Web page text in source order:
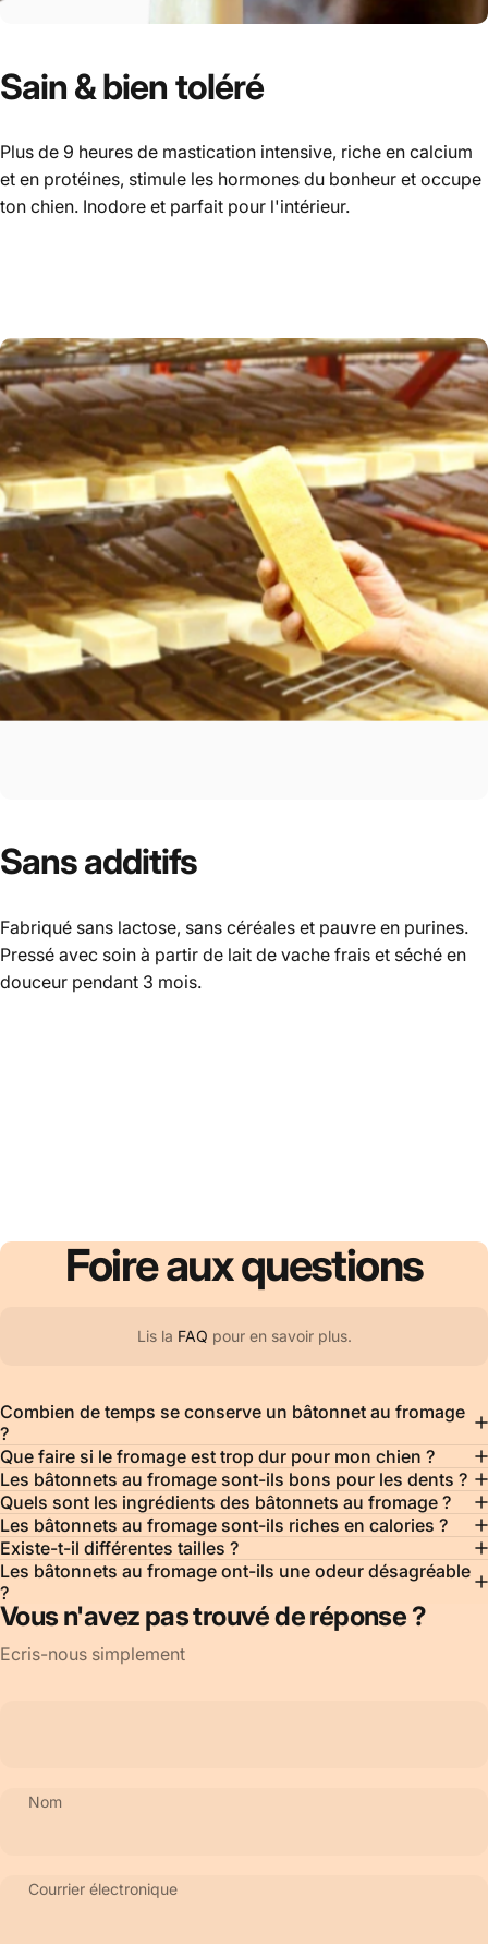
Sain &bien toléré
Plus de 9 heures de mastication intensive, riche en calcium
et en protéines, stimule les hormones du bonheur et occupe
ton chien. Inodore et parfait pour l'intérieur.
Sansadditifs
Fabriqué sans lactose, sans céréales et pauvre en purines.
Pressé avec soin à partir de lait de vache frais et séché en
douceur pendant 3 mois.
Foireauxquestions
Lis la FAQ pour en savoir plus.
Combien de temps se conserve un bâtonnet au fromage
?
Que faire si le fromage est trop dur pour mon chien ?
Les bâtonnets au fromage sont-ils bons pour les dents ?
Quels sont les ingrédients des bâtonnets au fromage ?
Les bâtonnets au fromage sont-ils riches en calories ?
Existe-t-il différentes tailles ?
Les bâtonnets au fromage ont-ils une odeur désagréable
?
Vous n'avez pas trouvé de réponse ?
Ecris-nous simplement
Nom
Courrier électronique